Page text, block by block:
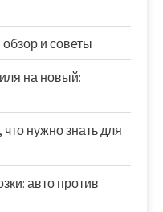
и советы
на новый:
нужно знать для
авто против